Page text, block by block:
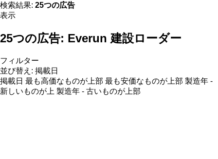
検索結果: 25つの広告
表示
25つの広告: Everun 建設ローダー
フィルター
並び替え : 掲載日
掲載日 最も高価なものが上部 最も安価なものが上部 製造年 -
新しいものが上 製造年 - 古いものが上部